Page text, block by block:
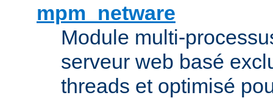
mpm_netware
Module multi-
serveur web basé
threads et optimisé